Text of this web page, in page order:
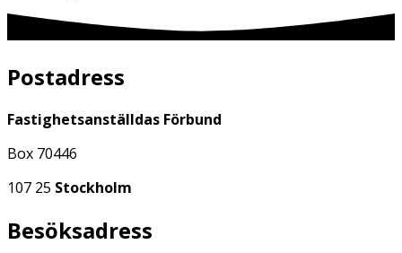
Postadress
Fastighetsanställdas Förbund
Box 70446
107 25 Stockholm
Besöksadress